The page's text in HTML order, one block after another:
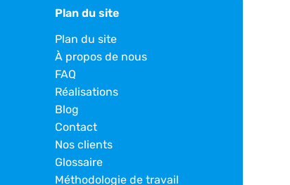
Plan du site
Plan du site
À propos de nous
FAQ
Réalisations
Blog
Contact
Nos clients
Glossaire
Méthodologie de travail